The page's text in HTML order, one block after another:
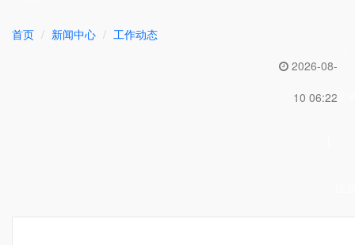
登
首页 新闻中心
工作动态
2026-08-
10 06:22